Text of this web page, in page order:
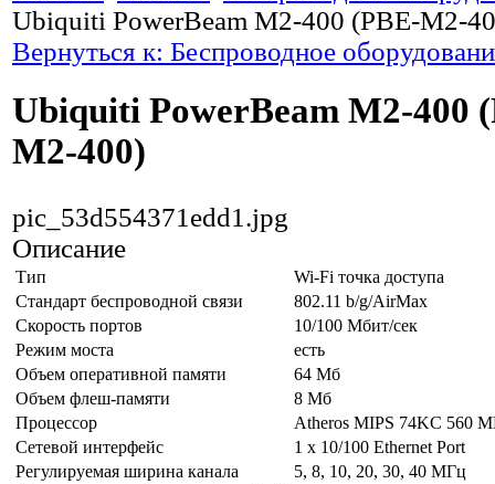
Ubiquiti PowerBeam M2-400 (PBE-M2-
Вернуться к: Беспроводное
Ubiquiti PowerBeam M2-400
M2-400)
pic_53d554371edd1.jpg
Описание
Тип
Wi-Fi точка доступа
Стандарт беспроводной связи
802.11 b/g/AirMax
Скорость портов
10/100 Мбит/сек
Режим моста
есть
Объем оперативной памяти
64 Mб
Объем флеш-памяти
8 Mб
Процессор
Atheros MIPS 74KC 560
Сетевой интерфейс
1 x 10/100 Ethernet Port
Регулируемая ширина канала
5, 8, 10, 20, 30, 40 МГц